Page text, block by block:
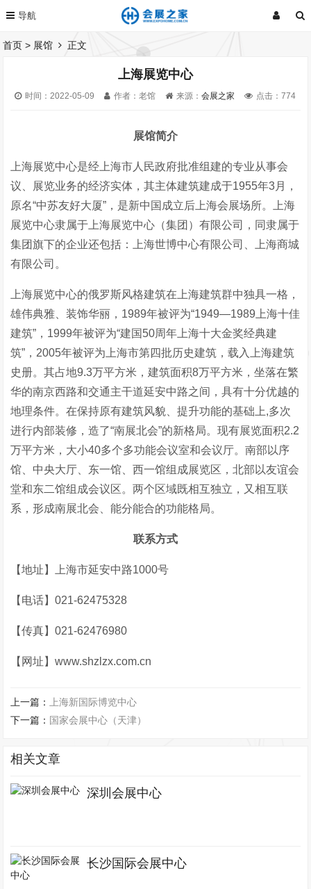
首页 > 展馆 正文
上海展览中心
时间：2022-05-09 作者：老馆 来源：会展之家 点击：774
展馆简介
上海展览中心是经上海市人民政府批准组建的专业从事会
议、展览业务的经济实体，其主体建筑建成于1955年3月，
原名“中苏友好大厦”，是新中国成立后上海会展场所。上海
展览中心隶属于上海展览中心（集团）有限公司，同隶属于
集团旗下的企业还包括：上海世博中心有限公司、上海商城
有限公司。
上海展览中心的俄罗斯风格建筑在上海建筑群中独具一格，
雄伟典雅、装饰华丽，1989年被评为“1949—1989上海十佳
建筑”，1999年被评为“建国50周年上海十大金奖经典建
筑”，2005年被评为上海市第四批历史建筑，载入上海建筑
史册。其占地9.3万平方米，建筑面积8万平方米，坐落在繁
华的南京西路和交通主干道延安中路之间，具有十分优越的
地理条件。在保持原有建筑风貌、提升功能的基础上,多次
进行内部装修，造了“南展北会”的新格局。现有展览面积2.2
万平方米，大小40多个多功能会议室和会议厅。南部以序
馆、中央大厅、东一馆、西一馆组成展览区，北部以友谊会
堂和东二馆组成会议区。两个区域既相互独立，又相互联
系，形成南展北会、能分能合的功能格局。
联系方式
【地址】上海市延安中路1000号
【电话】021-62475328
【传真】021-62476980
【网址】www.shzlzx.com.cn
上一篇：
上海新国际博览中心
下一篇： 国家会展中心（天津）
相关文章
深圳会展中心
长沙国际会展中心